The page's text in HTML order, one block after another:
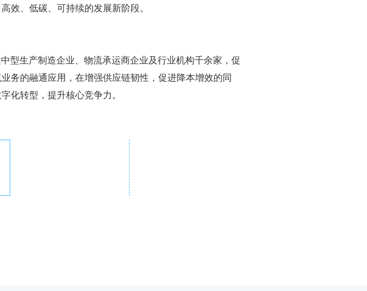
效、低碳、可持续的发展新阶段。
生产制造企业、物流承运商企业及行业机构千余家，促
务的融通应用，在增强供应链韧性，促进降本增效的同
化转型，提升核心竞争力。